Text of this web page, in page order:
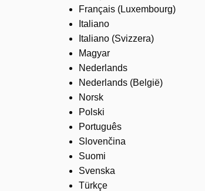
Français (Luxembourg)
Italiano
Italiano (Svizzera)
Magyar
Nederlands
Nederlands (België)
Norsk
Polski
Português
Slovenčina
Suomi
Svenska
Türkçe